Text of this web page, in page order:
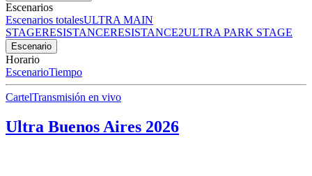
Escenarios
Escenarios totalesULTRA MAIN
STAGERESISTANCERESISTANCE2ULTRA PARK STAGE
Escenario
Horario
EscenarioTiempo
CartelTransmisión en vivo
Ultra Buenos Aires 2026